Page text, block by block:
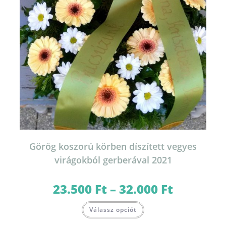
Görög koszorú körben díszített vegyes
virágokból gerberával 2021
23.500 Ft–32.000 Ft23.500 Ft
Válassz opciót a